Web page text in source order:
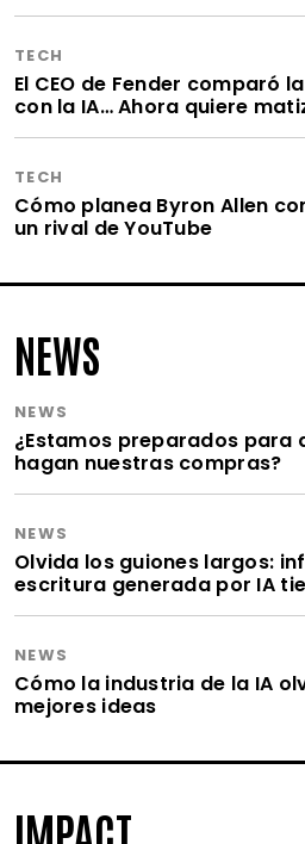
TECH
El CEO de Fender comparó
con la IA… Ahora quiere
TECH
Cómo planea Byron Allen
un rival de YouTube
NEWS
NEWS
¿Estamos preparados para
hagan nuestras compras?
NEWS
Olvida los guiones largos:
escritura generada por IA
NEWS
Cómo la industria de la IA
mejores ideas
IMPACT